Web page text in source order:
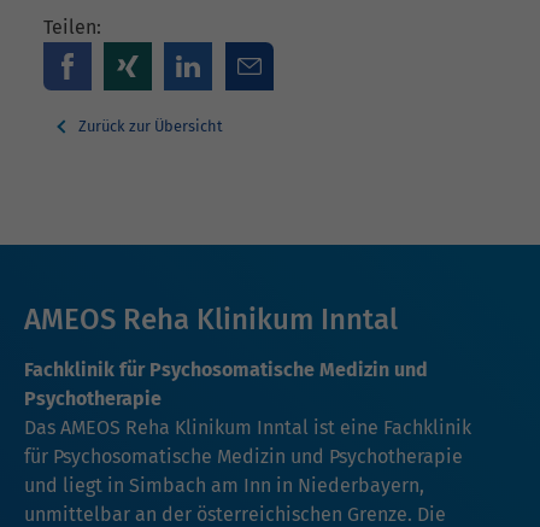
Teilen:
Zurück zur Übersicht
AMEOS Reha Klinikum Inntal
Fachklinik für Psychosomatische Medizin und
Psychotherapie
Das AMEOS Reha Klinikum Inntal ist eine Fachklinik
für Psychosomatische Medizin und Psychotherapie
und liegt in Simbach am Inn in Niederbayern,
unmittelbar an der österreichischen Grenze. Die